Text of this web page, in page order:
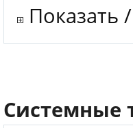
Показать
Системные